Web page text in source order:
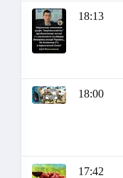
18:13
18:00
17:42